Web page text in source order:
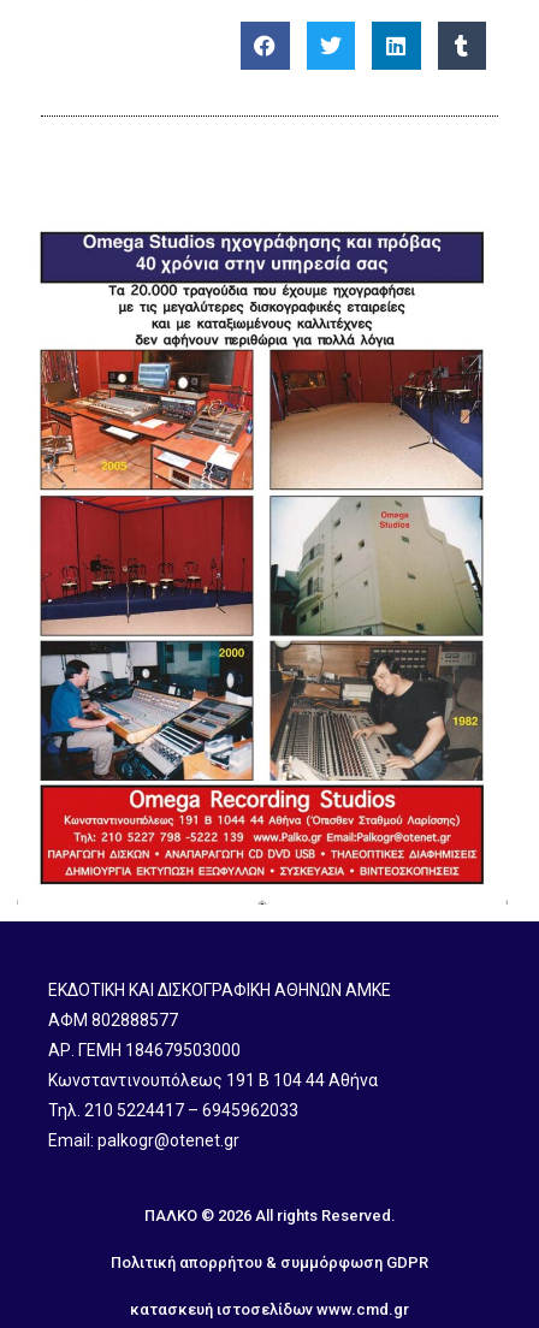
ΕΚΔΟΤΙΚΗ ΚΑΙ ΔΙΣΚΟΓΡΑΦΙΚΗ ΑΘΗΝΩΝ ΑΜΚΕ
ΑΦΜ 802888577
ΑΡ. ΓΕΜΗ 184679503000
Κωνσταντινουπόλεως 191 B 104 44 Αθήνα
Τηλ. 210 5224417 – 6945962033
Email: palkogr@otenet.gr
ΠΑΛΚΟ © 2026 All rights Reserved.
Πολιτική απορρήτου & συμμόρφωση GDPR
κατασκευή ιστοσελίδων www.cmd.gr